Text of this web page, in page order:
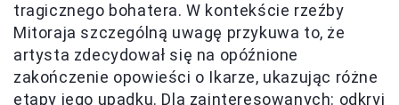
tragicznego bohatera. W kontekście rzeźby
Mitoraja szczególną uwagę przykuwa to, że
artysta zdecydował się na opóźnione
zakończenie opowieści o Ikarze, ukazując różne
etapy jego upadku. Dla zainteresowanych: odkryj